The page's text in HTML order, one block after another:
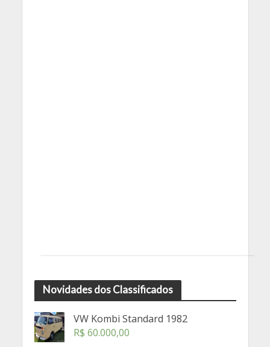
Novidades dos Classificados
VW Kombi Standard 1982
R$ 60.000,00